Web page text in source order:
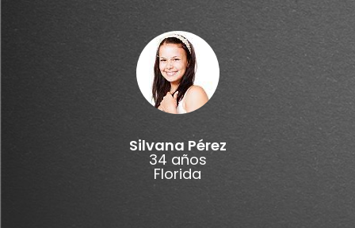
Silvana Pérez
34 años
Florida